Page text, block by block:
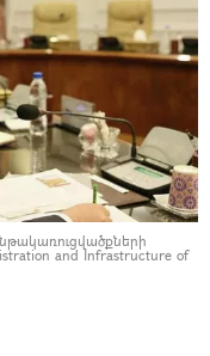
and Infrastructure of